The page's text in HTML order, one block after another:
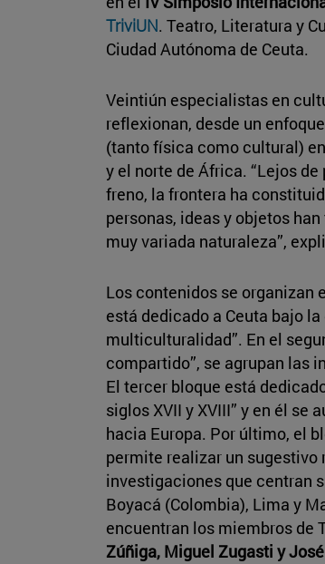
TriviUN. Teatro, Literatura y
Ciudad Autónoma de Ceuta.
Veintiún especialistas en
reflexionan, desde un
(tanto física como cultural)
y el norte de África. “Lejos
freno, la frontera ha
personas, ideas y objetos
muy variada naturaleza”,
Los contenidos se organizan
está dedicado a Ceuta bajo
multiculturalidad”. En el
compartido”, se agrupan las
El tercer bloque está
siglos XVII y XVIII” y en él se
hacia Europa. Por último, el
permite realizar un sugestivo
investigaciones que centran
Boyacá (Colombia), Lima y
encuentran los miembros de
Zúñiga, Miguel Zugasti y